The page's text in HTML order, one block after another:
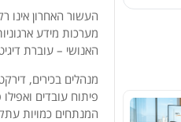
העשור האחרון אינו
מערכות מידע
האנושי – עוברת
מנהלים בכירים,
פיתוח עובדים
המנתחים כמויות